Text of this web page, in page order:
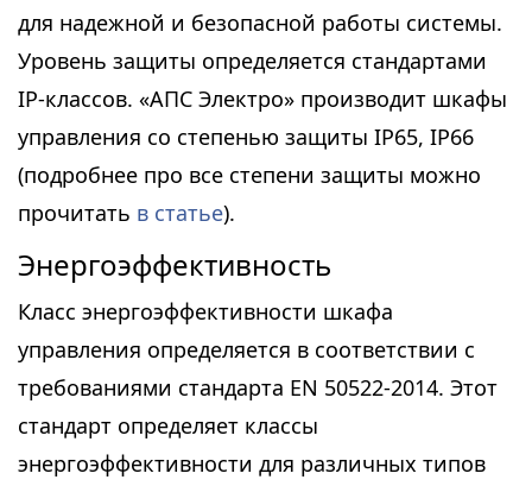
для надежной и безопасной работы системы.
Уровень защиты определяется стандартами
IP-классов. «АПС Электро» производит шкафы
управления со степенью защиты IP65, IP66
(подробнее про все степени защиты можно
прочитать в статье).
Энергоэффективность
Класс энергоэффективности шкафа
управления определяется в соответствии с
требованиями стандарта EN 50522-2014. Этот
стандарт определяет классы
энергоэффективности для различных типов